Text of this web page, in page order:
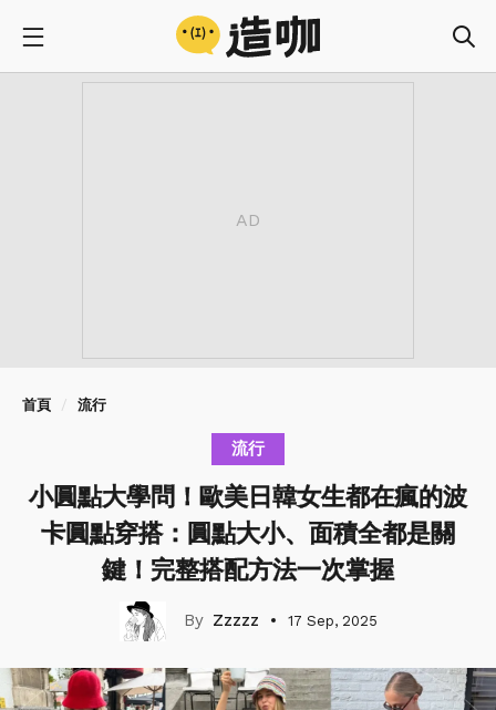
首頁 流行
流行
小圓點大學問！歐美日韓女生都在瘋的波
卡圓點穿搭：圓點大小、面積全都是關
鍵！完整搭配方法一次掌握
Zzzzz 17 Sep, 2025